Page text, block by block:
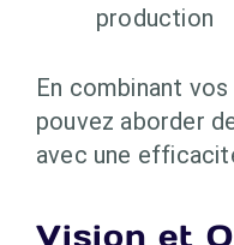
production
En combinant vos
pouvez aborder
avec une
Vision et